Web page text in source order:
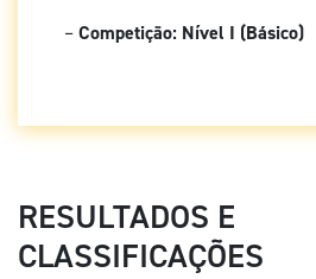
–Competição: Nível I (Básico)
RESULTADOS E
CLASSIFICAÇÕES